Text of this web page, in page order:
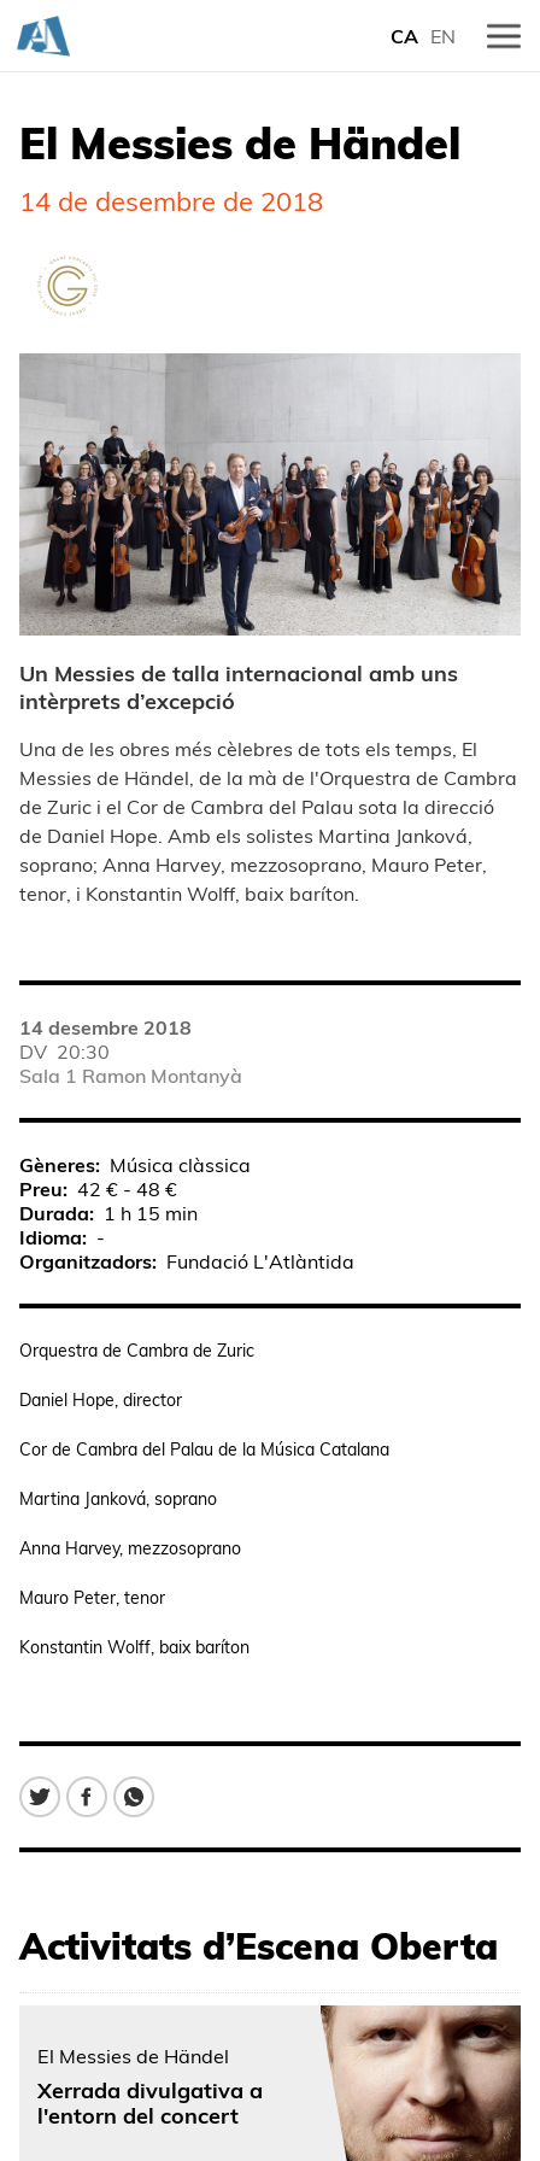
CA EN
El Messies de Händel
14 de desembre de 2018
Un Messies de talla internacional amb uns
intèrprets d’excepció
Una de les obres més cèlebres de tots els temps, El
Messies de Händel, de la mà de l'Orquestra de Cambra
de Zuric i el Cor de Cambra del Palau sota la direcció
de Daniel Hope. Amb els solistes Martina Janková,
soprano; Anna Harvey, mezzosoprano, Mauro Peter,
tenor, i Konstantin Wolff, baix baríton.
14 desembre 2018
DV 20:30
Sala 1 Ramon Montanyà
Gèneres
Música clàssica
Preu
42 € - 48 €
Durada
1 h 15 min
Idioma
-
Organitzadors
Fundació L'Atlàntida
Orquestra de Cambra de Zuric
Daniel Hope, director
Cor de Cambra del Palau de la Música Catalana
Martina Janková, soprano
Anna Harvey, mezzosoprano
Mauro Peter, tenor
Konstantin Wolff, baix baríton
Activitats d’Escena Oberta
El Messies de Händel
Xerrada divulgativa a
l'entorn del concert